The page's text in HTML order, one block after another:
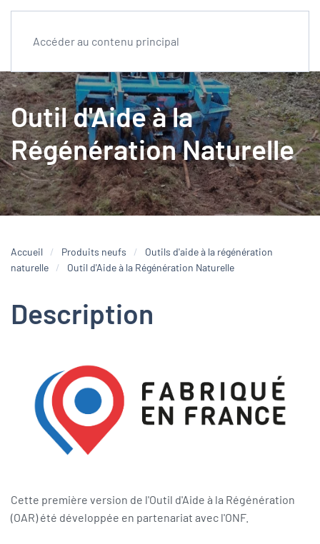
Accéder au contenu principal
Outil d'Aide à la
Régénération Naturelle
Accueil Produits neufs
Outils d'aide à la régénération
naturelle
Outil d'Aide à la Régénération Naturelle
Description
Cette première version de l'Outil d'Aide à la Régénération
(OAR) été développée en partenariat avec l'ONF.